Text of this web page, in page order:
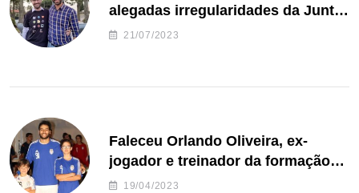
alegadas irregularidades da Junta
de Freguesia S. João de Ver
21/07/2023
Faleceu Orlando Oliveira, ex-
jogador e treinador da formação
de andebol do Feirense
19/04/2023